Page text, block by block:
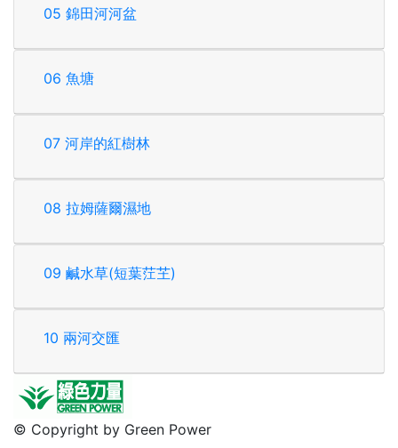
05 錦田河河盆
06 魚塘
07 河岸的紅樹林
08 拉姆薩爾濕地
09 鹹水草(短葉茳芏)
10 兩河交匯
© Copyright by Green Power